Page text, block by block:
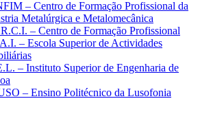
– Centro de Formação Profissional da
Metalúrgica e Metalomecânica
– Centro de Formação Profissional
– Escola Superior de Actividades
– Instituto Superior de Engenharia de
– Ensino Politécnico da Lusofonia